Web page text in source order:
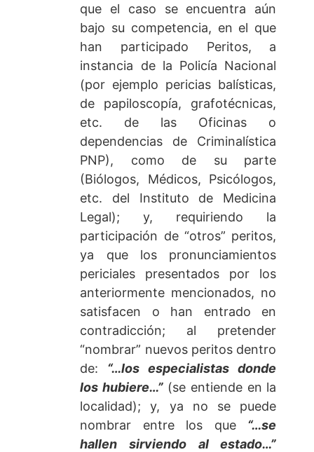
que el caso se encuentra aún
bajo su competencia, en el que
han participado Peritos, a
instancia de la Policía Nacional
(por ejemplo pericias balísticas,
de papiloscopía, grafotécnicas,
etc. de las Oficinas o
dependencias de Criminalística
PNP), como de su parte
(Biólogos, Médicos, Psicólogos,
etc. del Instituto de Medicina
Legal); y, requiriendo la
participación de “otros” peritos,
ya que los pronunciamientos
periciales presentados por los
anteriormente mencionados, no
satisfacen o han entrado en
contradicción; al pretender
“nombrar” nuevos peritos dentro
de: “…los especialistas donde
los hubiere…”(se entiende en la
localidad); y, ya no se puede
nombrar entre los que “…se
hallen sirviendo al estado…”